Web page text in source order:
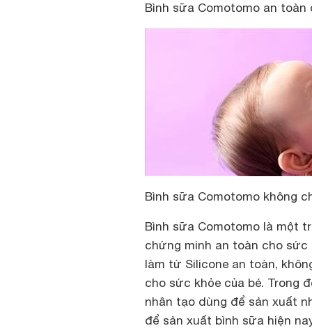
Bình sữa Comotomo an toàn
Bình sữa Comotomo không
Bình sữa Comotomo là một
chứng minh an toàn cho sức
làm từ Silicone an toàn,
cho sức khỏe của bé. Trong
nhân tạo dùng để sản xuất
để sản xuất bình sữa hiện